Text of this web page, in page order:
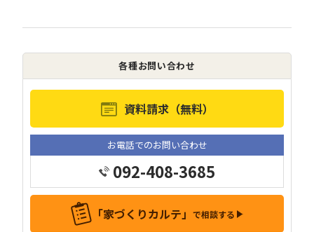
各種お問い合わせ
資料請求（無料）
お電話でのお問い合わせ
092-408-3685
「家づくりカルテ」 で相談する